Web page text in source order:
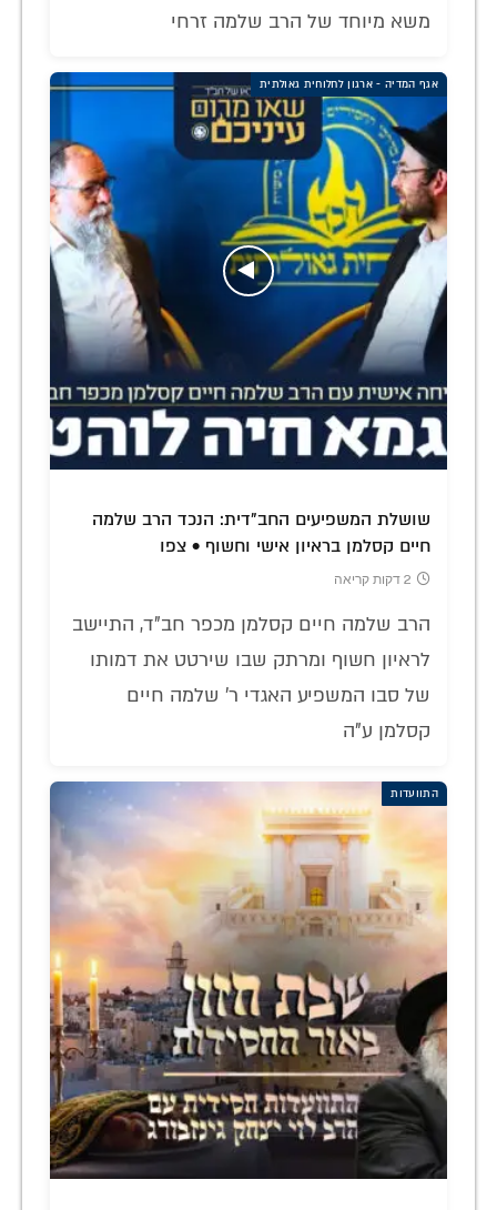
משא מיוחד של הרב שלמה זרחי
אגף המדיה - ארגון לחלוחית גאולתית
שושלת המשפיעים החב"דית: הנכד הרב שלמה
חיים קסלמן בראיון אישי וחשוף • צפו
2 דקות קריאה
הרב שלמה חיים קסלמן מכפר חב"ד, התיישב
לראיון חשוף ומרתק שבו שירטט את דמותו
של סבו המשפיע האגדי ר' שלמה חיים
קסלמן ע"ה
התוועדות